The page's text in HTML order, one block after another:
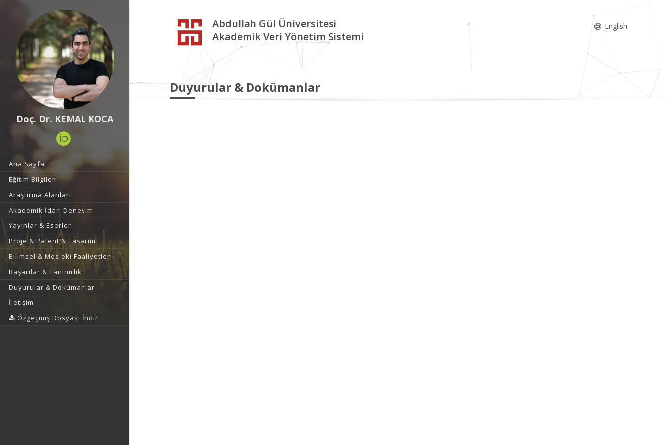
Doç. Dr. KEMAL KOCA
Ana Sayfa
Eğitim Bilgileri
Araştırma Alanları
Akademik İdari Deneyim
Yayınlar & Eserler
Proje & Patent & Tasarım
Bilimsel & Mesleki Faaliyetler
Başarılar & Tanınırlık
Duyurular & Dokümanlar
İletişim
Özgeçmiş Dosyası İndir
Abdullah Gül Üniversitesi
Akademik Veri Yönetim Sistemi
English
Duyurular & Dokümanlar